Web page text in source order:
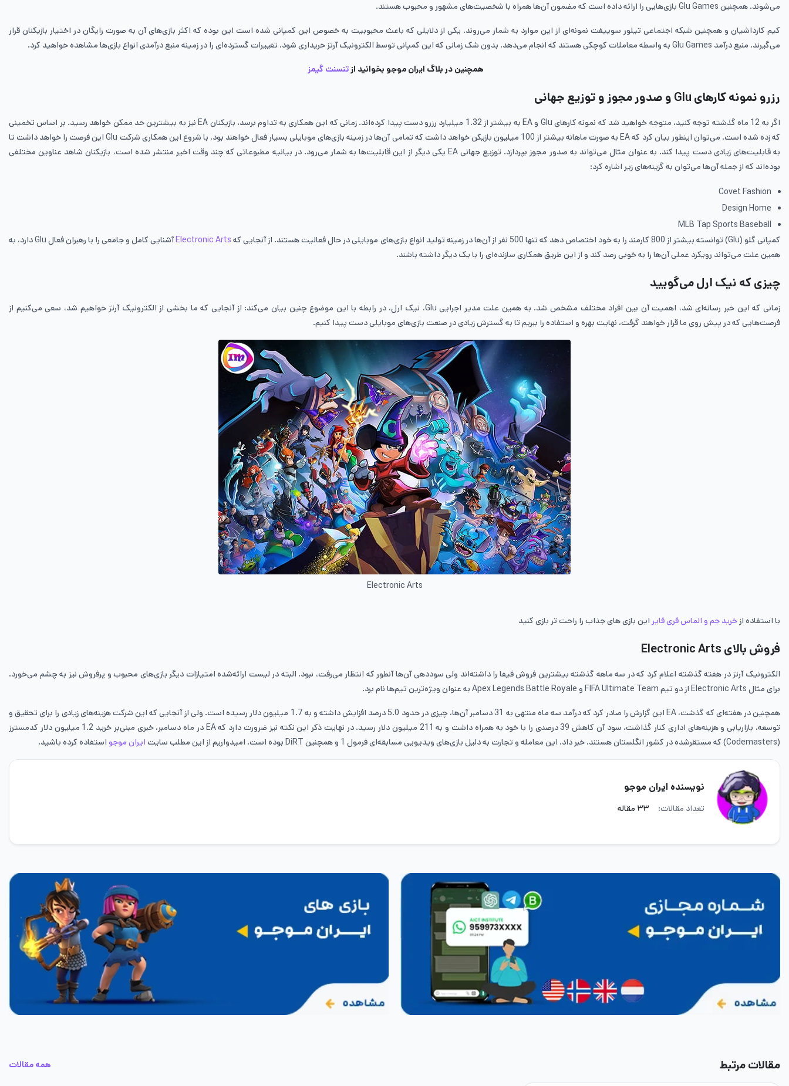
می‌شوند. همچنین Glu Games بازی‌هایی را ارائه داده است که مضمون آن‌ها همراه با شخصیت‌های مشهور و محبوب هستند.
کیم کارداشیان و همچنین شبکه اجتماعی تیلور سوییفت نمونه‌ای از این موارد به شمار می‌روند. یکی از دلایلی که باعث محبوبیت به خصوص این کمپانی شده است این بوده که اکثر بازی‌های آن به صورت رایگان در اختیار بازیکنان قرار
می‌گیرند. منبع درآمد Glu Games به واسطه معاملات کوچکی هستند که انجام می‌دهد. بدون شک زمانی که این کمپانی توسط الکترونیک آرتز خریداری شود، تغییرات گسترده‌ای را در زمینه منبع درآمدی انواع بازی‌ها مشاهده خواهید کرد.
همچنین در بلاگ ایران موجو بخوانید ازتنسنت گیمز
رزرو نمونه کارهای Glu و صدور مجوز و توزیع جهانی
اگر به 12 ماه گذشته توجه کنید، متوجه خواهید شد که نمونه کارهای Glu و EA به بیشتر از 1.32 میلیارد رزرو دست پیدا کرده‌اند. زمانی که این همکاری به تداوم برسد، بازیکنان EA نیز به بیشترین حد ممکن خواهد رسید. بر اساس تخمینی
که زده شده است، می‌توان اینطور بیان کرد که EA به صورت ماهانه بیشتر از 100 میلیون بازیکن خواهد داشت که تمامی آن‌ها در زمینه بازی‌های موبایلی بسیار فعال خواهند بود. با شروع این همکاری شرکت Glu این فرصت را خواهد داشت تا
به قابلیت‌های زیادی دست پیدا کند. به عنوان مثال می‌تواند به صدور مجوز بپردازد. توزیع جهانی EA یکی دیگر از این قابلیت‌ها به شمار می‌رود. در بیانیه مطبوعاتی که چند وقت اخیر منتشر شده است، بازیکنان شاهد عناوین مختلفی
بوده‌اند که از جمله آن‌ها می‌توان به گزینه‌های زیر اشاره کرد:
Covet Fashion
Design Home
MLB Tap Sports Baseball
کمپانی گلو (Glu) توانسته بیشتر از 800 کارمند را به خود اختصاص دهد که تنها 500 نفر از آن‌ها در زمینه تولید انواع بازی‌های موبایلی در حال فعالیت هستند. از آنجایی که
Electronic Arts
آشنایی کامل و جامعی را با رهبران فعال Glu دارد، به
همین علت می‌تواند رویکرد عملی آن‌ها را به خوبی رصد کند و از این طریق همکاری سازنده‌ای را با یک دیگر داشته باشند.
چیزی که نیک ارل می‌گویید
زمانی که این خبر رسانه‌ای شد، اهمیت آن بین افراد مختلف مشخص شد. به همین علت مدیر اجرایی Glu، نیک ارل، در رابطه با این موضوع چنین بیان می‌کند: از آنجایی که ما بخشی از الکترونیک آرتز خواهیم شد، سعی می‌کنیم از
فرصت‌هایی که در پیش روی ما قرار خواهند گرفت، نهایت بهره و استفاده را ببریم تا به گسترش زیادی در صنعت بازی‌های موبایلی دست پیدا کنیم.
Electronic Arts
با استفاده از خرید جم و الماس فری فایر این بازی های جذاب را راحت تر بازی کنید
فروش بالای Electronic Arts
الکترونیک آرتز در هفته گذشته اعلام کرد که در سه ماهه گذشته بیشترین فروش فیفا را داشته‌اند ولی سوددهی آن‌ها آنطور که انتظار می‌رفت، نبود. البته در لیست ارائه‌شده امتیازات دیگر بازی‌های محبوب و پرفروش نیز به چشم می‌خورد.
برای مثال Electronic Arts از دو تیم FIFA Ultimate Team و Apex Legends Battle Royale به عنوان ویژه‌ترین‌ تیم‌ها نام برد.
همچنین در هفته‌ای که گذشت، EA این گزارش را صادر کرد که درآمد سه ماه منتهی به 31 دسامبر آن‌ها، چیزی در حدود 5.0 درصد افزایش داشته و به 1.7 میلیون دلار رسیده است. ولی از آنجایی که این شرکت هزینه‌های زیادی را برای تحقیق و
توسعه، بازاریابی و هزینه‌های اداری کنار گذاشت، سود آن کاهش 39 درصدی را با خود به همراه داشت و به 211 میلیون دلار رسید. در نهایت ذکر این نکته نیز ضرورت دارد که EA در ماه دسامبر، خبری مبنی‌بر خرید 1.2 میلیون دلار کدمسترز
(Codemasters) که مستقرشده در کشور انگلستان هستند، خبر داد. این معامله و تجارت به دلیل بازی‌های ویدیویی مسابقه‌ای فرمول 1 و همچنین DiRT بوده است. امیدواریم از این مطلب سایت
ایران موجو استفاده کرده باشید.
نویسنده ایران موجو
تعداد مقالات: ۳۳ مقاله
مقالات مرتبط همه مقالات